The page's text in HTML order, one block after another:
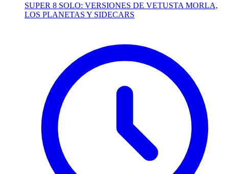
SUPER 8 SOLO: VERSIONES DE VETUSTA MORLA,
LOS PLANETAS Y SIDECARS